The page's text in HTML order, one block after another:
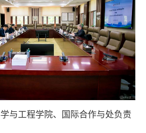
与工程学院、国际合作与处负责